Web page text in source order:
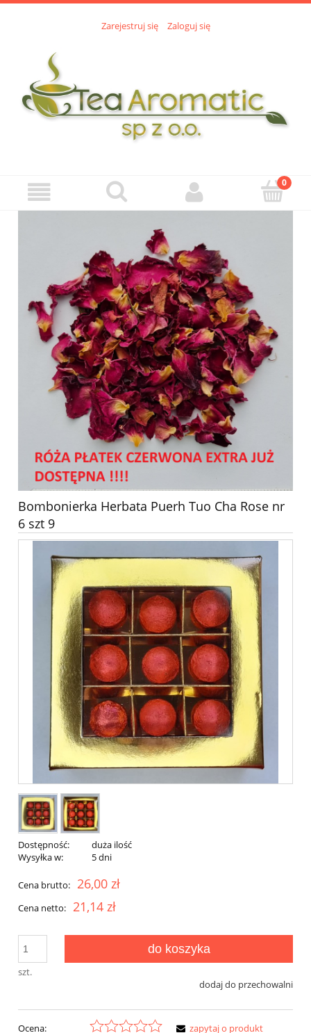
Zarejestruj się Zaloguj się
Bombonierka Herbata Puerh Tuo Cha Rose nr
6 szt 9
Dostępność:
duża ilość
Wysyłka w:
5 dni
Cena brutto: 26,00 zł
Cena netto: 21,14 zł
szt.
do koszyka
dodaj do przechowalni
Ocena:
zapytaj o produkt